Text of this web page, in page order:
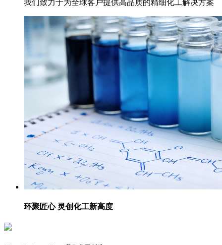
我们致力于为全球客户提供高品质的精细化工解决方案
环聚匠心 灵创化工新高度